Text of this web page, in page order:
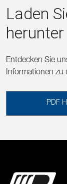
Laden
herunter
Entdecken Sie
Informationen zu
PDF